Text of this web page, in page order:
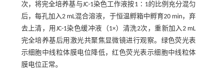
次，将完全培养基与JC-1染色工作液按1∶1的比例充分混匀
后，每孔加入2 mL混合溶液，于恒温孵箱中孵育20 min，弃
去上清，用JC-1染色缓冲液（1×）清洗2次，重新加入2 mL
完全培养基后用激光共聚焦显微镜进行观察。绿色荧光表
示细胞中线粒体膜电位降低，红色荧光表示细胞中线粒体
膜电位正常。